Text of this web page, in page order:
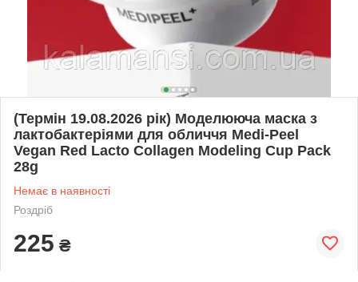
(Термін 19.08.2026 рік) Моделююча маска з
лактобактеріями для обличчя Medi-Peel
Vegan Red Lacto Collagen Modeling Cup Pack
28g
Немає в наявності
Роздріб
225 ₴